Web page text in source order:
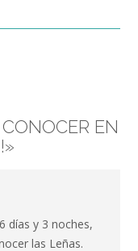
EN
»
días y 3 noches,
las Leñas.